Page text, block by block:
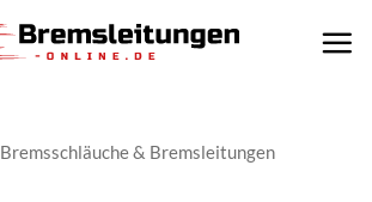
Bremsschläuche & Bremsleitungen